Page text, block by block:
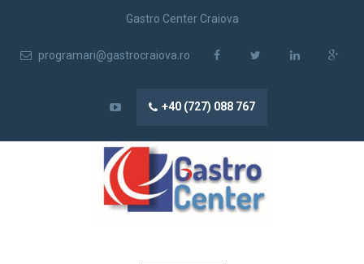
Gastro Center Craiova
programari@gastrocraiova.ro
+40 (727) 088 767